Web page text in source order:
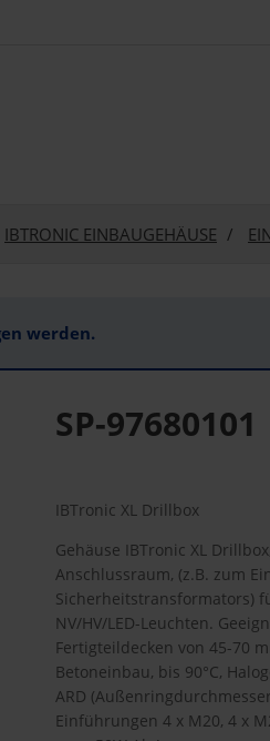
IBTRONIC EINBAUGEHÄUSE
werden.
SP-97680101
IBTronic XL Drillbox
Gehäuse IBTronic XL
Anschlussraum, (z.B. zum
Sicherheitstransformators)
NV/HV/LED-Leuchten.
Fertigteildecken von 45-70
Betoneinbau, bis 90°C,
ARD
Einführungen 4 x M20, 4 x